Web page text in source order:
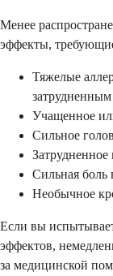
Менее
эффекты,
Тяжелые
Учащенное
Сильное
Сильная боль
Необычное
Если вы
эффектов,
за медицинской